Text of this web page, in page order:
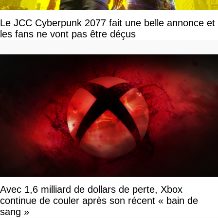
Le JCC Cyberpunk 2077 fait une belle annonce et
les fans ne vont pas être déçus
Avec 1,6 milliard de dollars de perte, Xbox
continue de couler après son récent « bain de
sang »